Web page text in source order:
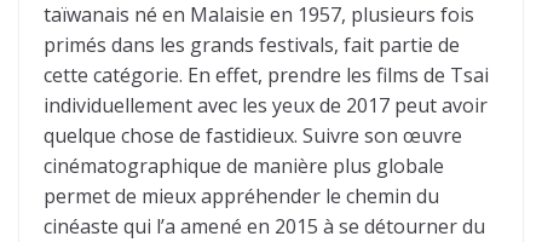
taïwanais né en Malaisie en 1957, plusieurs fois
primés dans les grands festivals, fait partie de
cette catégorie. En effet, prendre les films de Tsai
individuellement avec les yeux de 2017 peut avoir
quelque chose de fastidieux. Suivre son œuvre
cinématographique de manière plus globale
permet de mieux appréhender le chemin du
cinéaste qui l’a amené en 2015 à se détourner du